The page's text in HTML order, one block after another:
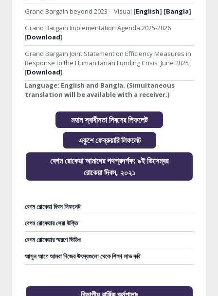
Grand Bargain beyond 2023 – Visual [English] [Bangla]
Grand Bargain Implementation Agenda 2025-2026
[Download]
Grand Bargain Joint Statement on Efficiency Measures in
Response to the Humanitarian Funding Crisis_June 2025
[Download]
Language: English and Bangla. (Simultaneous
translation will be available with a receiver.)
মহান স্বাধীনতা দিবসের লিফলেট
একুশে ফেব্রুয়ারি লিফলেট
বেগম রোকেয়া আমাদের পথপ্রদর্শক: ৯ই ডিসেম্বর
রোকেয়া দিবস, ২০২১
বেগম রোকেয়া দিবস লিফলেট
বেগম রোকেয়ার সেরা উক্তি
বেগম রোকেয়ার স্মরণে ভিডিও
আসুন আগে আমরা নিজের উৎস্যগুলো থেকে শিক্ষা লাভ করি